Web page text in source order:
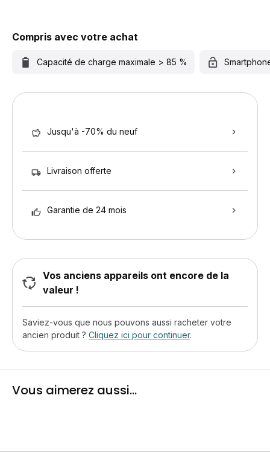
Compris avec votre achat
Capacité de charge maximale > 85 %
Jusqu'à -70% du neuf
Livraison offerte
Garantie de 24 mois
Vos anciens appareils ont encore de la
valeur !
Saviez-vous que nous pouvons aussi racheter votre
ancien produit ? Cliquez ici pour continuer.
Vous aimerez aussi...